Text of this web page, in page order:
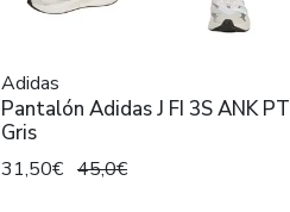
Adidas
Pantalón Adidas J FI 3S ANK PT
Gris
31,50€ 45,0€